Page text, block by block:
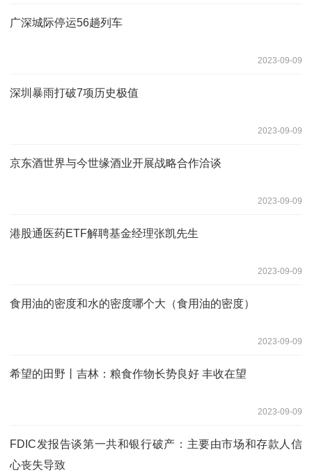
广深城际停运56趟列车
2023-09-09
深圳暴雨打破7项历史极值
2023-09-09
京东酒世界与今世缘酒业开展战略合作洽谈
2023-09-09
港股通医药ETF解聘基金经理张凯先生
2023-09-09
食用油的密度和水的密度哪个大（食用油的密度）
2023-09-09
希望的田野丨吉林：粮食作物长势良好 丰收在望
2023-09-09
FDIC发报告谈第一共和银行破产：主要由市场和存款人信
心丧失导致